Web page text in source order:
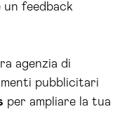
un feedback
agenzia di
pubblicitari
per ampliare la tua